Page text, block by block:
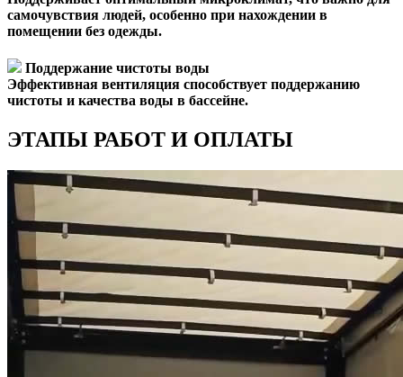
самочувствия людей, особенно при нахождении в
помещении без одежды.
Поддержание чистоты воды
Эффективная вентиляция способствует поддержанию
чистоты и качества воды в бассейне.
ЭТАПЫ РАБОТ И ОПЛАТЫ